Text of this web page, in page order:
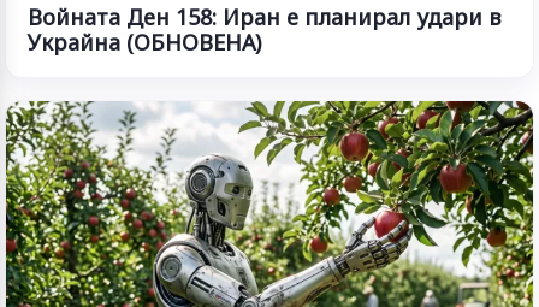
Войната Ден 158: Иран е планирал удари в
Украйна (ОБНОВЕНА)